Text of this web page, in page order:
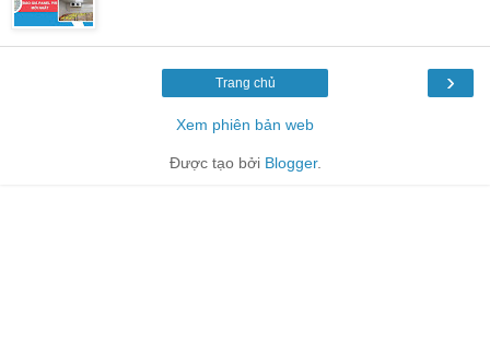
›
Trang chủ
Xem phiên bản web
Được tạo bởi Blogger.